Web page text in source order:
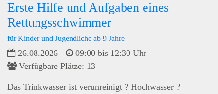
Erste Hilfe und Aufgaben eines
Rettungsschwimmer
für Kinder und Jugendliche ab 9 Jahre
26.08.2026
09:00 bis 12:30 Uhr
Verfügbare Plätze: 13
Das Trinkwasser ist verunreinigt ? Hochwasser ?